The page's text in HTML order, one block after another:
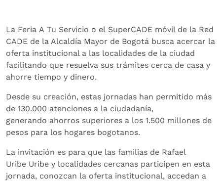
La Feria A Tu Servicio o el SuperCADE móvil de la Red
CADE de la Alcaldía Mayor de Bogotá busca acercar la
oferta institucional a las localidades de la ciudad
facilitando que resuelva sus trámites cerca de casa y
ahorre tiempo y dinero.
Desde su creación, estas jornadas han permitido más
de 130.000 atenciones a la ciudadanía,
generando ahorros superiores a los 1.500 millones de
pesos para los hogares bogotanos.
La invitación es para que las familias de Rafael
Uribe Uribe y localidades cercanas participen en esta
jornada, conozcan la oferta institucional, accedan a